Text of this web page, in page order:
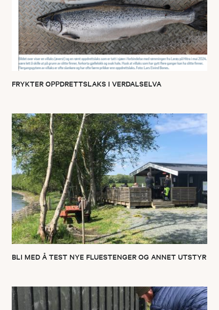
FRYKTER OPPDRETTSLAKS I VERDALSELVA
BLI MED Å TEST NYE FLUESTENGER OG ANNET UTSTYR